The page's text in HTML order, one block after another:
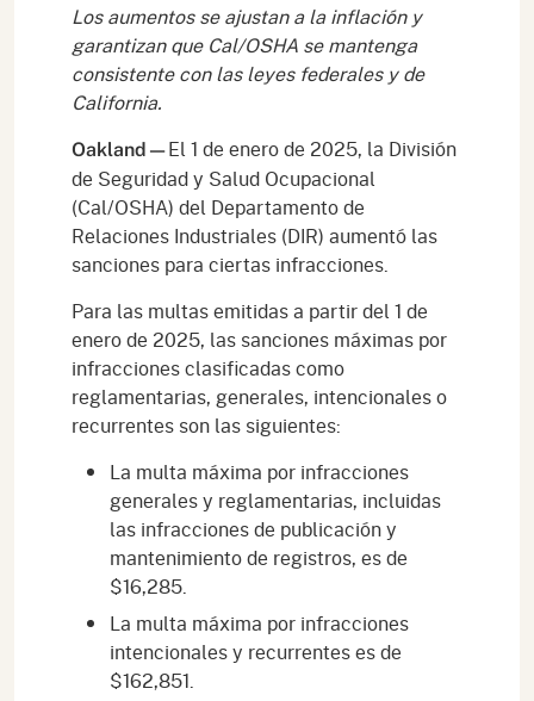
Los aumentos se ajustan a la inflación y
garantizan que Cal/OSHA se mantenga
consistente con las leyes federales y de
California.
Oakland—El 1 de enero de 2025, la División
de Seguridad y Salud Ocupacional
(Cal/OSHA) del Departamento de
Relaciones Industriales (DIR) aumentó las
sanciones para ciertas infracciones.
Para las multas emitidas a partir del 1 de
enero de 2025, las sanciones máximas por
infracciones clasificadas como
reglamentarias, generales, intencionales o
recurrentes son las siguientes:
La multa máxima por infracciones
generales y reglamentarias, incluidas
las infracciones de publicación y
mantenimiento de registros, es de
$16,285.
La multa máxima por infracciones
intencionales y recurrentes es de
$162,851.